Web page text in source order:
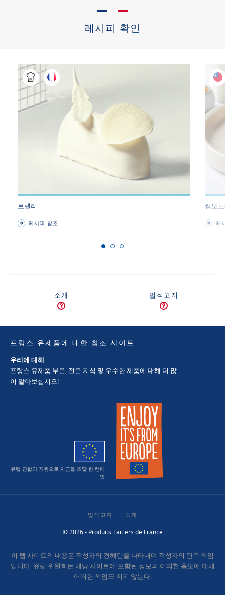
레시피 확인
로렐리
레시피 참조
쌩또
레
소개 법적고지
프랑스 유제품에 대한 참조 사이트
우리에 대해
프랑스 유제품 부문, 전문 지식 및 우수한 제품에 대해 더 많
이 알아보십시오!
유럽 연합의 지원으로 자금을 조달 한 캠페
인
법적고지 소개
© 2026 - Produits Laitiers de France
이 웹 사이트의 내용은 작성자의 견해만을 나타내며 작성자의 단독 책임
입니다. 유럽 위원회는 해당 사이트에 포함된 정보의 어떠한 용도에 대해
어떠한 책임도 지지 않는다.